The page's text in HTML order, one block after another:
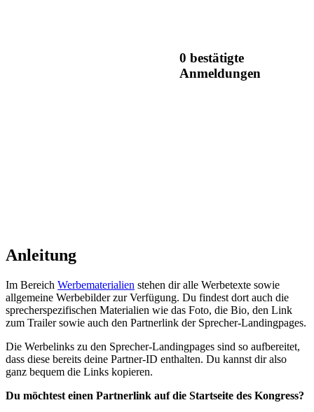
0 bestätigte
Anmeldungen
Anleitung
Im Bereich Werbematerialien stehen dir alle Werbetexte sowie
allgemeine Werbebilder zur Verfügung. Du findest dort auch die
sprecherspezifischen Materialien wie das Foto, die Bio, den Link
zum Trailer sowie auch den Partnerlink der Sprecher-Landingpages.
Die Werbelinks zu den Sprecher-Landingpages sind so aufbereitet,
dass diese bereits deine Partner-ID enthalten. Du kannst dir also
ganz bequem die Links kopieren.
Du möchtest einen Partnerlink auf die Startseite des Kongress?